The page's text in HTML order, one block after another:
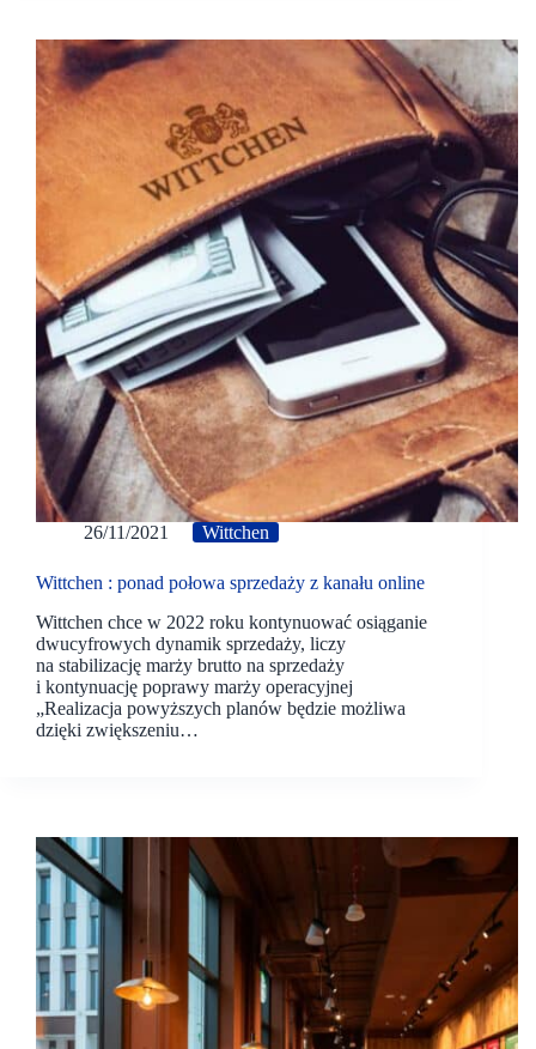
26/11/2021 Wittchen
Wittchen : ponad połowa sprzedaży z kanału online
Wittchen chce w 2022 roku kontynuować osiąganie
dwucyfrowych dynamik sprzedaży, liczy
na stabilizację marży brutto na sprzedaży
i kontynuację poprawy marży operacyjnej
„Realizacja powyższych planów będzie możliwa
dzięki zwiększeniu…